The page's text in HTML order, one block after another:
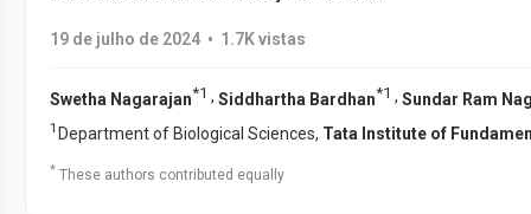
19 de julho de 2024 • 1.7K vistas
Swetha Nagarajan*1 , Siddhartha Bardhan*1 , Sundar Ram
1 Department of Biological Sciences, Tata Institute of
* These authors contributed equally